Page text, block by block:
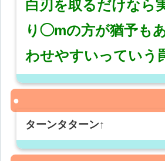
白刃を取るだけなら
り◯mの方が猶予も
わせやすいっていう
ターンタターン↑